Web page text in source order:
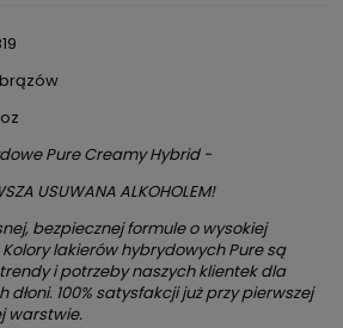
Pure Creamy Hybrid -
USUWANA ALKOHOLEM!
bezpiecznej formule o wysokiej
lakierów hybrydowych Pure są
i potrzeby naszych klientek dla
100% satysfakcji już przy pierwszej
warstwie.